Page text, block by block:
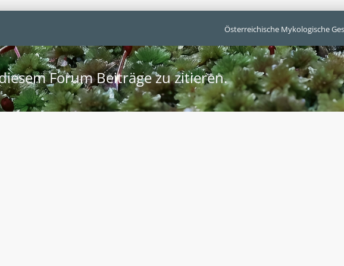
Österreichische Mykologische
Forum Beiträge zu zitieren.